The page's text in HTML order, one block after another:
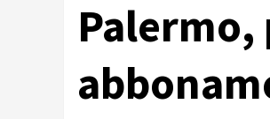
Palermo,